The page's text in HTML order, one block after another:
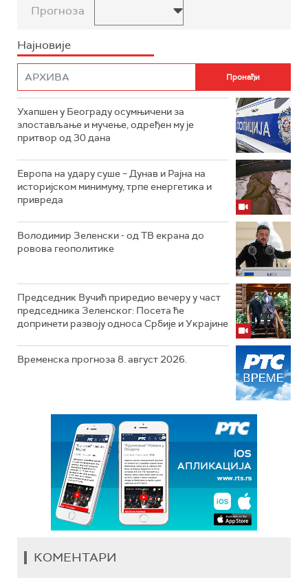
Прогноза
Најновије
Ухапшен у Београду осумњичени за
злостављање и мучење, одређен му је
притвор од 30 дана
Европа на удару суше – Дунав и Рајна на
историјском минимуму, трпе енергетика и
привреда
Володимир Зеленски - од ТВ екрана до
ровова геополитике
Председник Вучић приредио вечеру у част
председника Зеленског: Посета ће
допринети развоју односа Србије и Украјине
Временска прогноза 8. август 2026.
КОМЕНТАРИ